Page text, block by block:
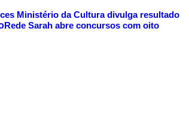
Ministério da Cultura divulga resultado
Rede Sarah abre concursos com oito